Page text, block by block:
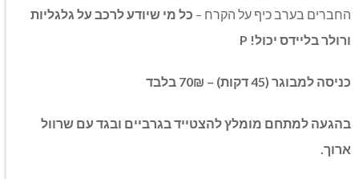
החברים בערב כיף על הקרח – כל מי שיודע לרכב על גלגליות
ורולר בליידס יכול! P
כניסה למבוגר (45 דקות) – 70₪ בלבד
בהגעה למתחם מומלץ להצטייד בגרביים ובגד עם שרוול
ארוך.